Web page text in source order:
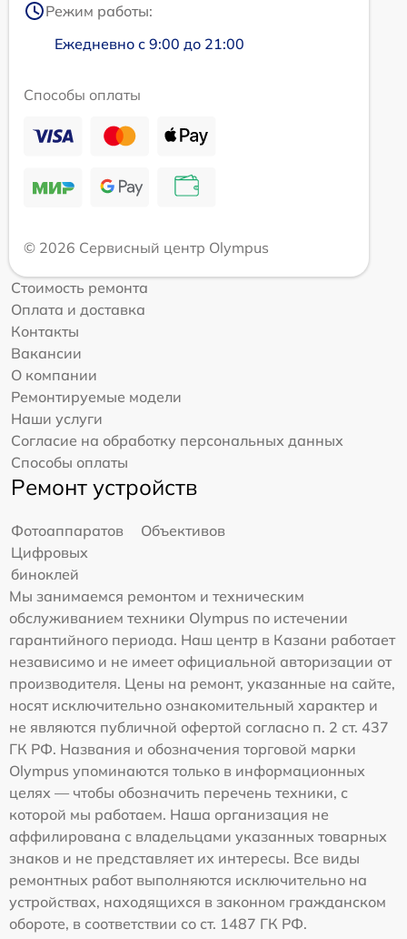
Режим работы:
Ежедневно с 9:00 до 21:00
Способы оплаты
© 2026 Сервисный центр Olympus
Стоимость ремонта
Оплата и доставка
Контакты
Вакансии
О компании
Ремонтируемые модели
Наши услуги
Согласие на обработку персональных данных
Способы оплаты
Ремонт устройств
Фотоаппаратов
Объективов
Цифровых
биноклей
Мы занимаемся ремонтом и техническим
обслуживанием техники Olympus по истечении
гарантийного периода. Наш центр в Казани работает
независимо и не имеет официальной авторизации от
производителя. Цены на ремонт, указанные на сайте,
носят исключительно ознакомительный характер и
не являются публичной офертой согласно п. 2 ст. 437
ГК РФ. Названия и обозначения торговой марки
Olympus упоминаются только в информационных
целях — чтобы обозначить перечень техники, с
которой мы работаем. Наша организация не
аффилирована с владельцами указанных товарных
знаков и не представляет их интересы. Все виды
ремонтных работ выполняются исключительно на
устройствах, находящихся в законном гражданском
обороте, в соответствии со ст. 1487 ГК РФ.